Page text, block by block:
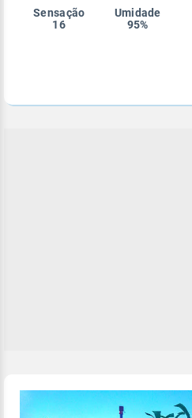
Sensação
16
Umidade
95%
Enviar
Enviar
Enviar
Enviar
Enviar